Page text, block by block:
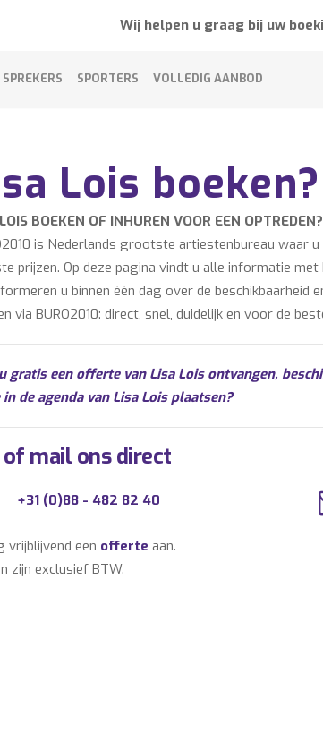
Wij helpen u graag bij uw
SPREKERS SPORTERS VOLLEDIG AANBOD
Lois boeken?
BOEKEN OF INHUREN VOOR EEN OPTREDEN?
is Nederlands grootste artiestenbureau waar
prijzen. Op deze pagina vindt u alle informatie
u binnen één dag over de beschikbaarheid
via BURO2010: direct, snel, duidelijk en voor de
gratis een offerte van Lisa Lois ontvangen,
de agenda van Lisa Lois plaatsen?
of mail ons direct
+31 (0)88 - 482 82 40
vrijblijvend een offerte aan.
zijn exclusief BTW.